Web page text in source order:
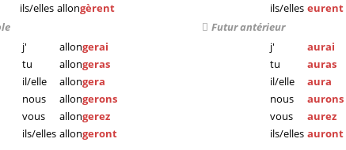
ils/elles allongèrent
ils/elles eurent
j'
allongerai
tu
allongeras
il/elle
allongera
nous
allongerons
vous
allongerez
ils/elles allongeront
Futur antérieur
j'
aurai
tu
auras
il/elle
aura
nous
aurons
vous
aurez
ils/elles auront